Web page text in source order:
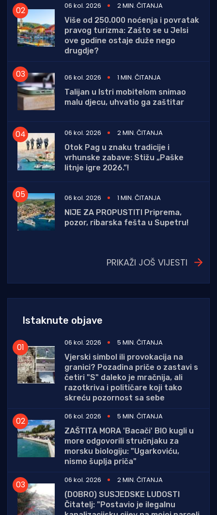
06 kol. 2026
2 MIN. ČITANJA
Više od 250.000 noćenja i povratak
pravog turizma: Zašto se u Jelsi
ove godine ostaje duže nego
drugdje?
06 kol. 2026
1 MIN. ČITANJA
Talijan u Istri mobitelom snimao
malu djecu, uhvatio ga zaštitar
06 kol. 2026
2 MIN. ČITANJA
Otok Pag u znaku tradicije i
vrhunske zabave: Stižu „Paške
litnje igre 2026.”!
06 kol. 2026
1 MIN. ČITANJA
NIJE ZA PROPUSTITI Priprema,
pozor, ribarska fešta u Supetru!
PRIKAŽI JOŠ VIJESTI
Istaknute objave
06 kol. 2026
5 MIN. ČITANJA
Vjerski simbol ili provokacija na
granici? Pozadina priče o zastavi s
četiri "S" daleko je mračnija, ali
razotkriva i političare koji tako
skreću pozornost sa sebe
06 kol. 2026
5 MIN. ČITANJA
ZAŠTITA MORA 'Bacači' BIO kugli u
more odgovorili stručnjaku za
morsku biologiju: "Ugarkoviću,
nismo šuplja priča"
06 kol. 2026
2 MIN. ČITANJA
(DOBRO) SUSJEDSKE LUDOSTI
Čitatelj: "Postavio je ilegalnu